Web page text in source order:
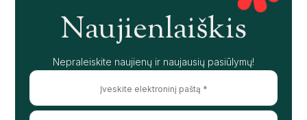
Naujienlaiškis
Nepraleiskite naujienų ir naujausių pasiūlymų!